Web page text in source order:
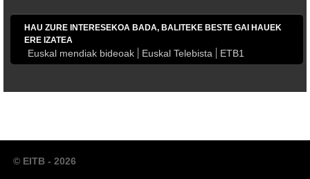
HAU ZURE INTERESEKOA BADA, BALITEKE BESTE GAI HAUEK
ERE IZATEA
Euskal mendiak bideoak Euskal Telebista ETB1
© EITB - 2026